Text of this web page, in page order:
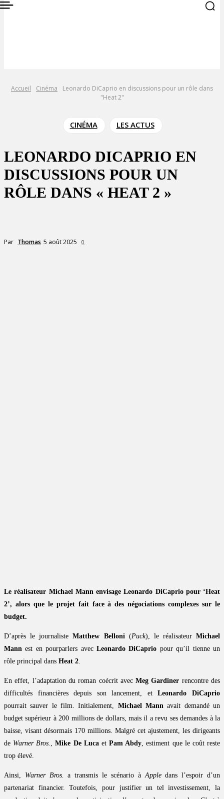
Accueil Cinéma
Leonardo DiCaprio en discussions pour un rôle dans
"Heat 2"
CINÉMA LES ACTUS
LEONARDO DICAPRIO EN
DISCUSSIONS POUR UN
RÔLE DANS « HEAT 2 »
Par Thomas 5 août 2025 0
Le réalisateur Michael Mann envisage Leonardo DiCaprio pour ‘Heat
2’, alors que le projet fait face à des négociations complexes sur le
budget.
D’après le journalisteMatthew Belloni(Puck), le réalisateur Michael
Mann est en pourparlers avec Leonardo DiCaprio pour qu’il tienne un
rôle principal dans Heat 2.
En effet, l’adaptation du roman coécrit avecMeg Gardiner rencontre des
difficultés financières depuis son lancement, etLeonardo DiCaprio
pourrait sauver le film. Initialement, Michael Mann avait demandé un
budget supérieur à 200 millions de dollars, mais il a revu ses demandes à la
baisse, visant désormais 170 millions. Malgré cet ajustement, les dirigeants
de Warner Bros. ,Mike De LucaetPam Abdy, estiment que le coût reste
trop élevé.
Ainsi, Warner Bros. a transmis le scénario àAppledans l’espoir d’un
partenariat financier. Toutefois, pour justifier un tel investissement, la